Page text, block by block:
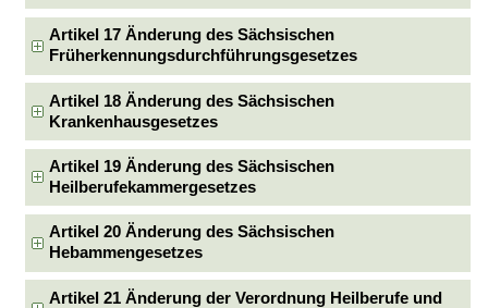
Artikel 17 Änderung des Sächsischen
Früherkennungsdurchführungsgesetzes
Artikel 18 Änderung des Sächsischen
Krankenhausgesetzes
Artikel 19 Änderung des Sächsischen
Heilberufekammergesetzes
Artikel 20 Änderung des Sächsischen
Hebammengesetzes
Artikel 21 Änderung der Verordnung Heilberufe und